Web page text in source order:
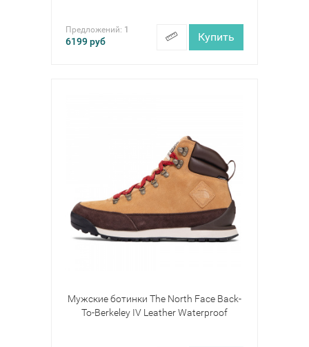
Предложений: 1
6199руб Купить
Мужские ботинки The North Face Back-
To-Berkeley IV Leather Waterproof